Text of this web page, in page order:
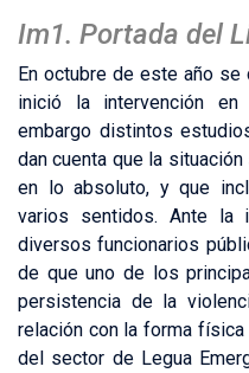
Im1. Portada del
En octubre de este año
inició la intervención
embargo distintos
dan cuenta que la
en lo absoluto, y que
varios sentidos. Ante la
diversos funcionarios
de que uno de los
persistencia de la
relación con la forma
del sector de Legua